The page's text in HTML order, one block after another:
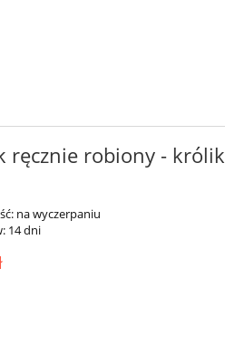
ręcznie robiony - królik
na wyczerpaniu
14 dni